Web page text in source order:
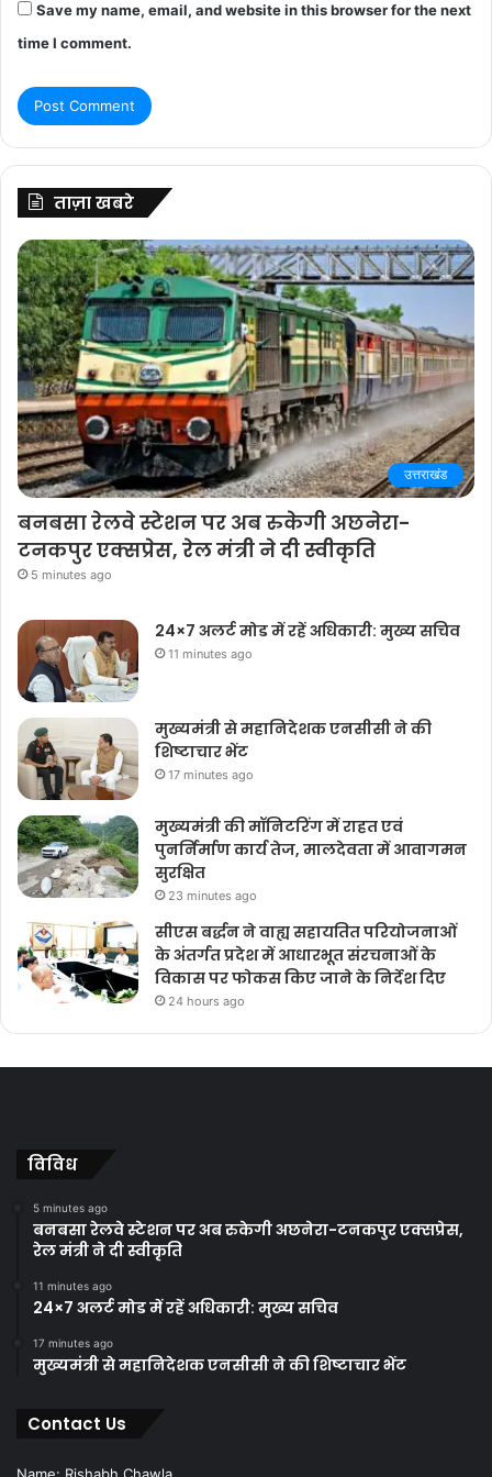
Save my name, email, and website in this browser for the next
time I comment.
ताज़ा खबरे
उत्तराखंड
बनबसा रेलवे स्टेशन पर अब रुकेगी अछनेरा-
टनकपुर एक्सप्रेस, रेल मंत्री ने दी स्वीकृति
5 minutes ago
24×7 अलर्ट मोड में रहें अधिकारी: मुख्य सचिव
11 minutes ago
मुख्यमंत्री से महानिदेशक एनसीसी ने की
शिष्टाचार भेंट
17 minutes ago
मुख्यमंत्री की मॉनिटरिंग में राहत एवं
पुनर्निर्माण कार्य तेज, मालदेवता में आवागमन
सुरक्षित
23 minutes ago
सीएस बर्द्धन ने वाह्य सहायतित परियोजनाओं
के अंतर्गत प्रदेश में आधारभूत संरचनाओं के
विकास पर फोकस किए जाने के निर्देश दिए
24 hours ago
विविध
5 minutes ago
बनबसा रेलवे स्टेशन पर अब रुकेगी अछनेरा-टनकपुर एक्सप्रेस,
रेल मंत्री ने दी स्वीकृति
11 minutes ago
24×7 अलर्ट मोड में रहें अधिकारी: मुख्य सचिव
17 minutes ago
मुख्यमंत्री से महानिदेशक एनसीसी ने की शिष्टाचार भेंट
Contact Us
Name: Rishabh Chawla